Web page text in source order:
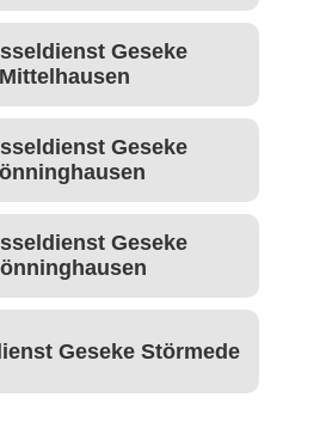
Geseke
Mittelhausen
Geseke
Geseke
Geseke Störmede